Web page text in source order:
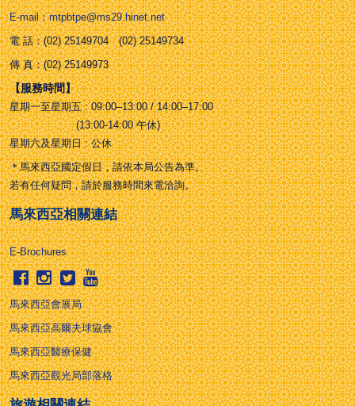
E-mail：mtpbtpe@ms29.hinet.net
電 話：(02) 25149704 (02) 25149734
傳 真：(02) 25149973
【服務時間】
星期一至星期五 : 09:00–13:00 / 14:00–17:00
(13:00-14:00 午休)
星期六及星期日 : 公休
＊馬來西亞國定假日，請依本局公告為準。
若有任何疑問，請於服務時間來電洽詢。
馬來西亞相關連結
E-Brochures
馬來西亞會展局
馬來西亞高爾夫球協會
馬來西亞醫療保健
馬來西亞觀光局部落格